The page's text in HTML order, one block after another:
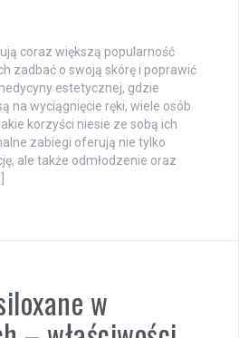
coraz większą popularność
zadbać o swoją skórę i poprawić
estetycznej, gdzie
na wyciągnięcie ręki, wiele osób
korzyści niesie ze sobą ich
zabiegi oferują nie tylko
ale także odmłodzenie oraz
w